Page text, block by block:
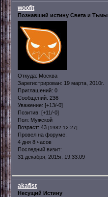
woofit
Познавший истину Света и Тьмы
Откуда: Москва
Зарегистрирован: 19 марта, 2010г.
Приглашений: 0
Сообщений: 236
Уважение: [+13/-0]
Позитив: [+11/-0]
Пол: Мужской
Возраст: 43 [1982-12-27]
Провел на форуме:
4 дня 8 часов
Последний визит:
31 декабря, 2015г. 19:33:09
akafist
Несущий Истину